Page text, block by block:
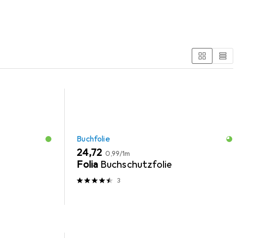
Buchfolie
EUR
24,72 EUR
0,99/1m
Folia Buchschutzfolie
3